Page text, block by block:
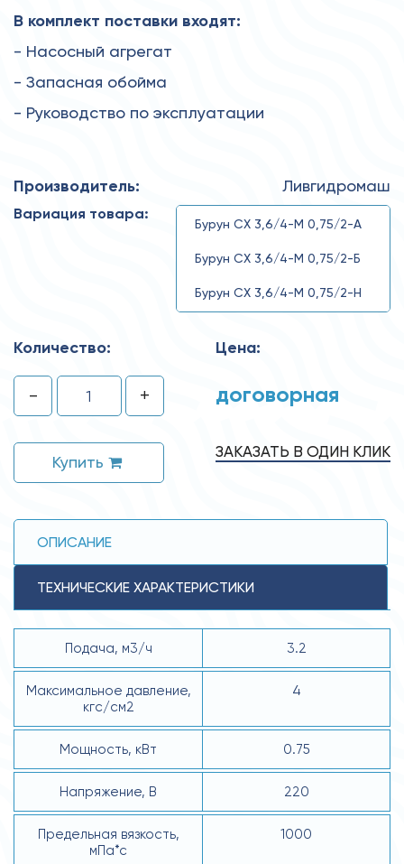
В комплект поставки входят:
- Насосный агрегат
- Запасная обойма
- Руководство по эксплуатации
Производитель: Ливгидромаш
Вариация товара:
Бурун СХ 3,6/4-М 0,75/2-А
Бурун СХ 3,6/4-М 0,75/2-Б
Бурун СХ 3,6/4-М 0,75/2-Н
Бурун СХ 3,6/4-М 0,75/2
Количество:
- +
Купить
Цена:
договорная
ЗАКАЗАТЬ В ОДИН КЛИК
ОПИСАНИЕ
ТЕХНИЧЕСКИЕ ХАРАКТЕРИСТИКИ
Подача, м3/ч 3.2
Максимальное давление,
кгс/см2
4
Мощность, кВт 0.75
Напряжение, В 220
Предельная вязкость,
мПа*с
1000